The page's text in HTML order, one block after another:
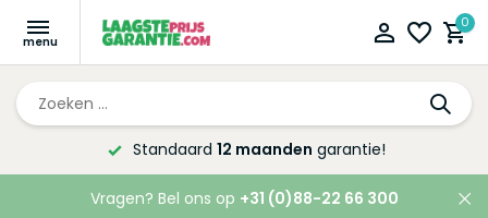
0
Altijd de laagsteprijsgarantie!
Vragen? Bel ons op +31 (0)88-22 66 300